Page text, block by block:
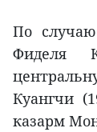
По случаю
Фиделя
Куангчи
казарм